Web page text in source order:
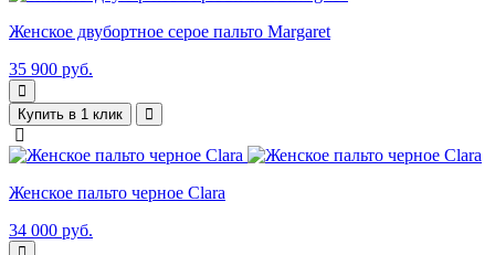
Женское двубортное серое пальто Margaret
35 900 руб.
Купить в 1 клик
Женское пальто черное Clara
34 000 руб.